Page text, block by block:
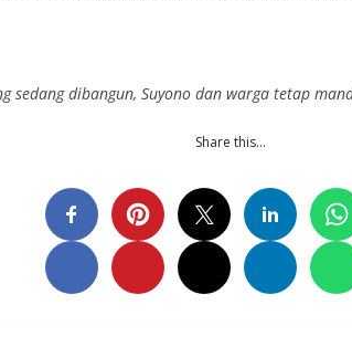
sedang dibangun, Suyono dan warga tetap
Share this…